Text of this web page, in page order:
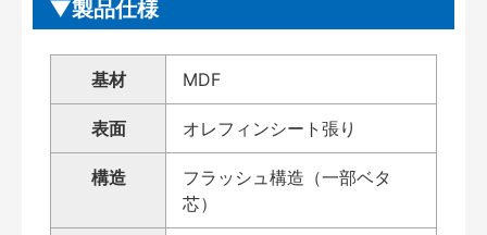
製品仕様
基材 MDF
表面 オレフィンシート張り
構造
フラッシュ構造（一部ベタ
芯）